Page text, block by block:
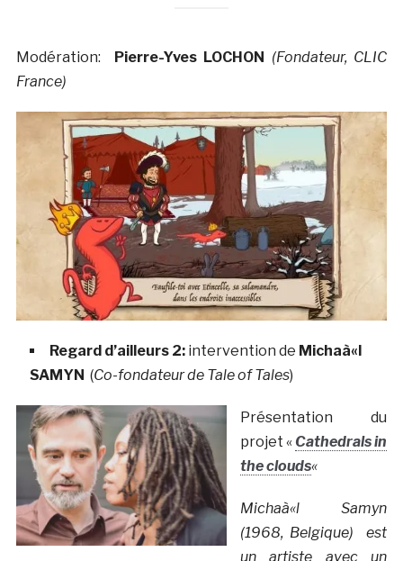
Modération: Pierre-Yves LOCHON (Fondateur, CLIC
France)
Regard d’ailleurs 2: intervention de Michaà«l
SAMYN (Co-fondateur de Tale of Tales)
Présentation du
projet « Cathedrals in
the clouds«
Michaà«l Samyn
(1968, Belgique) est
un artiste avec un